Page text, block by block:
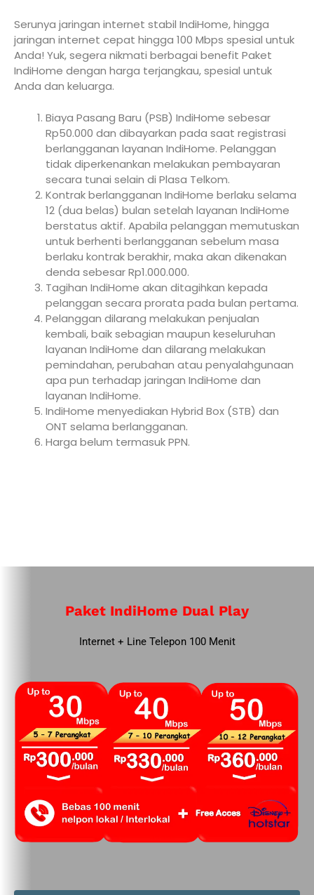
Serunya jaringan internet stabil IndiHome, hingga
jaringan internet cepat hingga 100 Mbps spesial untuk
Anda! Yuk, segera nikmati berbagai benefit Paket
IndiHome dengan harga terjangkau, spesial untuk
Anda dan keluarga.
Biaya Pasang Baru (PSB) IndiHome sebesar
Rp50.000 dan dibayarkan pada saat registrasi
berlangganan layanan IndiHome. Pelanggan
tidak diperkenankan melakukan pembayaran
secara tunai selain di Plasa Telkom.
Kontrak berlangganan IndiHome berlaku selama
12 (dua belas) bulan setelah layanan IndiHome
berstatus aktif. Apabila pelanggan memutuskan
untuk berhenti berlangganan sebelum masa
berlaku kontrak berakhir, maka akan dikenakan
denda sebesar Rp1.000.000.
Tagihan IndiHome akan ditagihkan kepada
pelanggan secara prorata pada bulan pertama.
Pelanggan dilarang melakukan penjualan
kembali, baik sebagian maupun keseluruhan
layanan IndiHome dan dilarang melakukan
pemindahan, perubahan atau penyalahgunaan
apa pun terhadap jaringan IndiHome dan
layanan IndiHome.
IndiHome menyediakan Hybrid Box (STB) dan
ONT selama berlangganan.
Harga belum termasuk PPN.
Paket IndiHome Dual Play
Internet + Line Telepon 100 Menit